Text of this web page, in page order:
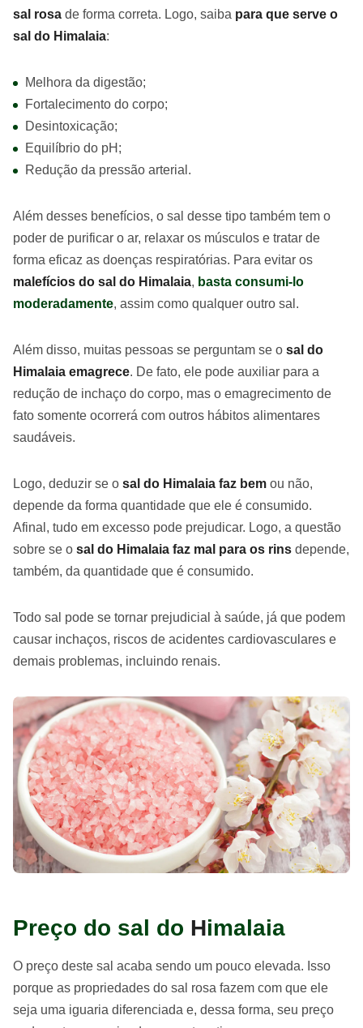
sal rosa de forma correta. Logo, saiba para que serve o
sal do Himalaia:
Melhora da digestão;
Fortalecimento do corpo;
Desintoxicação;
Equilíbrio do pH;
Redução da pressão arterial.
Além desses benefícios, o sal desse tipo também tem o
poder de purificar o ar, relaxar os músculos e tratar de
forma eficaz as doenças respiratórias. Para evitar os
malefícios do sal do Himalaia, basta consumi-lo
moderadamente, assim como qualquer outro sal.
Além disso, muitas pessoas se perguntam se o sal do
Himalaia emagrece. De fato, ele pode auxiliar para a
redução de inchaço do corpo, mas o emagrecimento de
fato somente ocorrerá com outros hábitos alimentares
saudáveis.
Logo, deduzir se o sal do Himalaia faz bem ou não,
depende da forma quantidade que ele é consumido.
Afinal, tudo em excesso pode prejudicar. Logo, a questão
sobre se o sal do Himalaia faz mal para os rins depende,
também, da quantidade que é consumido.
Todo sal pode se tornar prejudicial à saúde, já que podem
causar inchaços, riscos de acidentes cardiovasculares e
demais problemas, incluindo renais.
Preço do sal do Himalaia
O preço deste sal acaba sendo um pouco elevada. Isso
porque as propriedades do sal rosa fazem com que ele
seja uma iguaria diferenciada e, dessa forma, seu preço